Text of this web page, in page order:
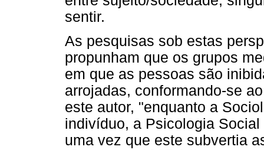
sentir.
As pesquisas sob estas
propunham que os grupos
em que as pessoas são
arrojadas, conformando-se
este autor, "enquanto a
indivíduo, a Psicologia
uma vez que este subvertia